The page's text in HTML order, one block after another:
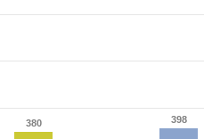
380
380 398
398